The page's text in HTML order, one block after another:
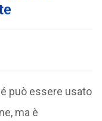
può essere usato
ma è